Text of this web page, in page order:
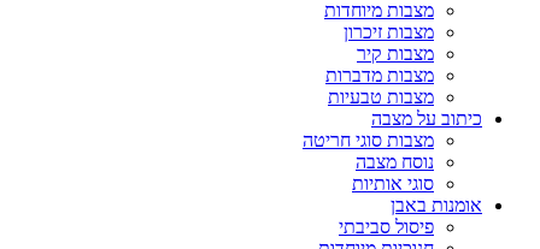
מצבות מיוחדות
מצבות זיכרון
מצבות קיר
מצבות מדברות
מצבות טבעיות
כיתוב על מצבה
מצבות סוגי חריטה
נוסח מצבה
סוגי אותיות
אומנות באבן
פיסול סביבתי